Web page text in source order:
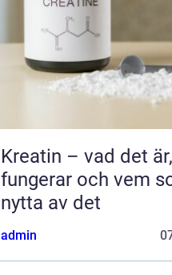
Kreatin – vad det
fungerar och vem
nytta av det
admin